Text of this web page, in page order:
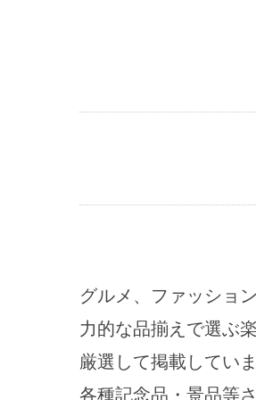
グルメ、ファッショ
力的な品揃えで選ぶ
厳選して掲載してい
各種記念品・景品等